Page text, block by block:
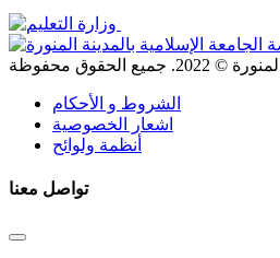
©
2022
الشروط و الأحكام
اشعار الخصوصية
أنظمة ولوائح
تواصل معنا